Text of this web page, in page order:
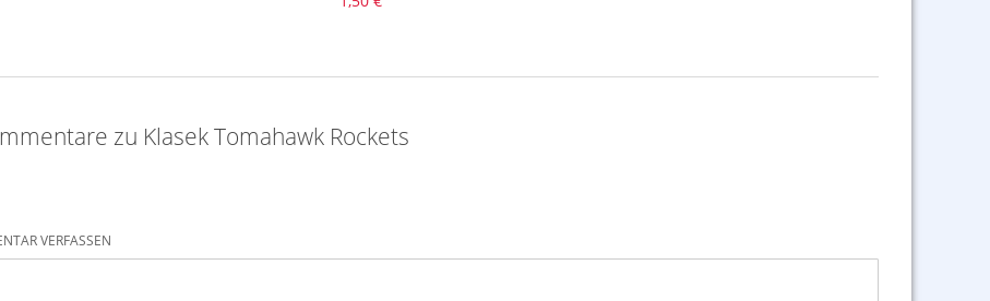
zu Klasek Tomahawk Rockets
VERFASSEN